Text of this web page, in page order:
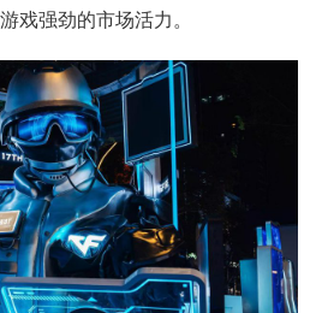
戏强劲的市场活力。